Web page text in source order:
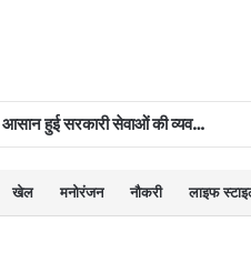
सेवा सेतु पोर्टल: पारदर्शी, तेज और आसान हुई सरकारी सेवाओं की व्यवस्था
खेल मनोरंजन नौकरी लाइफ